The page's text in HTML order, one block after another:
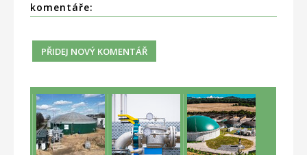
komentáře: